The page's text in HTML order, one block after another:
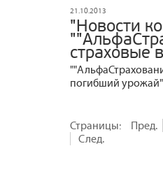
21.10.2013
"Новости
страховые
погибший урожай"
Страницы:
Пред.
След.